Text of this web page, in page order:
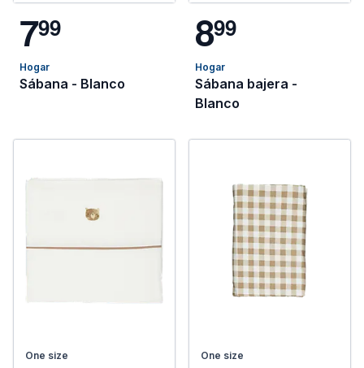
799
Hogar
Sábana - Blanco
899
Hogar
Sábana bajera -
Blanco
One size One size